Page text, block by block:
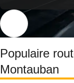
Populaire
Montauban